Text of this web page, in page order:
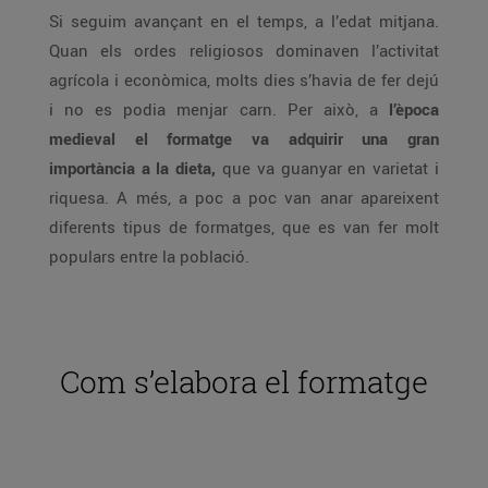
Si seguim avançant en el temps, a l’edat mitjana.
Quan els ordes religiosos dominaven l’activitat
agrícola i econòmica, molts dies s’havia de fer dejú
i no es podia menjar carn. Per això, a l’època
medieval el formatge va adquirir una gran
importància a la dieta, que va guanyar en varietat i
riquesa. A més, a poc a poc van anar apareixent
diferents tipus de formatges, que es van fer molt
populars entre la població.
Com s’elabora el formatge